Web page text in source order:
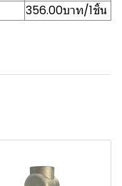
356.00บาท/1ชิ้น